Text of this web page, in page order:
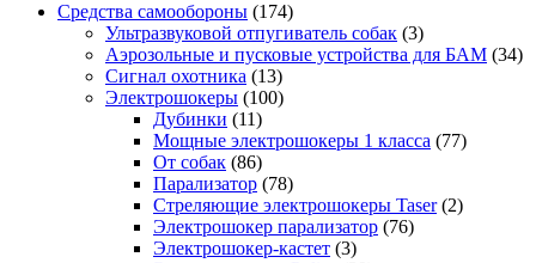
Средства самообороны (174)
Ультразвуковой отпугиватель собак (3)
Аэрозольные и пусковые устройства для БАМ (34)
Сигнал охотника (13)
Электрошокеры (100)
Дубинки (11)
Мощные электрошокеры 1 класса (77)
От собак (86)
Парализатор (78)
Стреляющие электрошокеры Taser (2)
Электрошокер парализатор (76)
Электрошокер-кастет (3)